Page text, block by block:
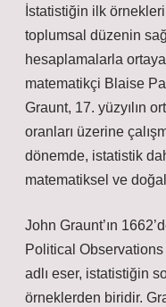
İstatistiğin ilk
toplumsal düzenin
hesaplamalarla ortaya
matematikçi Blaise
Graunt, 17. yüzyılın
oranları üzerine
dönemde, istatistik
matematiksel ve
John Graunt’ın
Political
adlı eser, istatistiğin
örneklerden biridir.